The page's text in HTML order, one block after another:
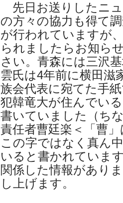
先日お送りしたニ
の方々の協力も得て
が行われていますが
られましたらお知ら
さい。青森には三沢
雲氏は4年前に横田滋
族会代表に宛てた手
犯韓竜大が住んでい
書いていました（ち
責任者曹廷楽＜「曹」
この字ではなく真ん
いると書かれていま
関係した情報があり
し上げます。